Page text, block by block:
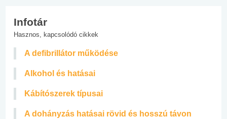
Infotár
Hasznos, kapcsolódó cikkek
A defibrillátor működése
Alkohol és hatásai
Kábítószerek típusai
A dohányzás hatásai rövid és hosszú távon